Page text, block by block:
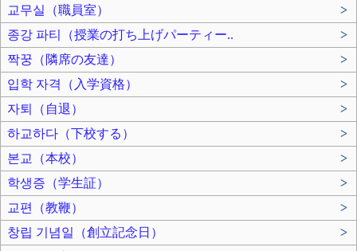
교무실（職員室）
>
종강 파티（授業の打ち上げパーティー..
>
짝꿍（隣席の友達）
>
입학 자격（入学資格）
>
자퇴（自退）
>
하교하다（下校する）
>
본교（本校）
>
학생증（学生証）
>
교편（教鞭）
>
창립 기념일（創立記念日）
>